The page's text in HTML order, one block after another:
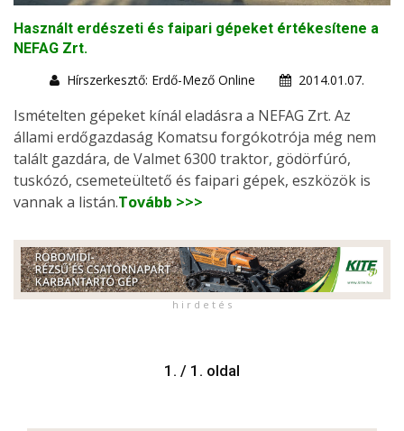
Használt erdészeti és faipari gépeket értékesítene a
NEFAG Zrt.
Hírszerkesztő: Erdő-Mező Online
2014.01.07.
Ismételten gépeket kínál eladásra a NEFAG Zrt. Az
állami erdőgazdaság Komatsu forgókotrója még nem
talált gazdára, de Valmet 6300 traktor, gödörfúró,
tuskózó, csemeteültető és faipari gépek, eszközök is
vannak a listán.Tovább >>>
h i r d e t é s
1. / 1. oldal